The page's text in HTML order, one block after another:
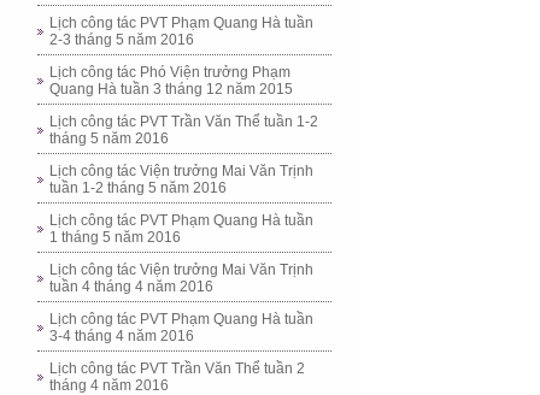
Lịch công tác PVT Phạm Quang Hà tuần
2-3 tháng 5 năm 2016
Lịch công tác Phó Viện trưởng Phạm
Quang Hà tuần 3 tháng 12 năm 2015
Lịch công tác PVT Trần Văn Thể tuần 1-2
tháng 5 năm 2016
Lịch công tác Viện trưởng Mai Văn Trịnh
tuần 1-2 tháng 5 năm 2016
Lịch công tác PVT Phạm Quang Hà tuần
1 tháng 5 năm 2016
Lịch công tác Viện trưởng Mai Văn Trịnh
tuần 4 tháng 4 năm 2016
Lịch công tác PVT Phạm Quang Hà tuần
3-4 tháng 4 năm 2016
Lịch công tác PVT Trần Văn Thể tuần 2
tháng 4 năm 2016